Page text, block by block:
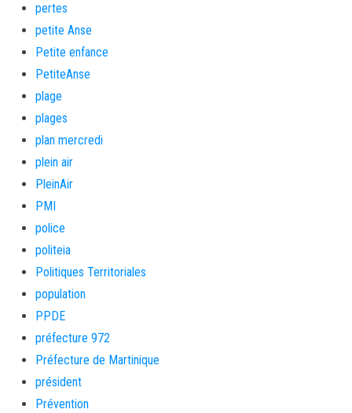
pertes
petite Anse
Petite enfance
PetiteAnse
plage
plages
plan mercredi
plein air
PleinAir
PMI
police
politeia
Politiques Territoriales
population
PPDE
préfecture 972
Préfecture de Martinique
président
Prévention